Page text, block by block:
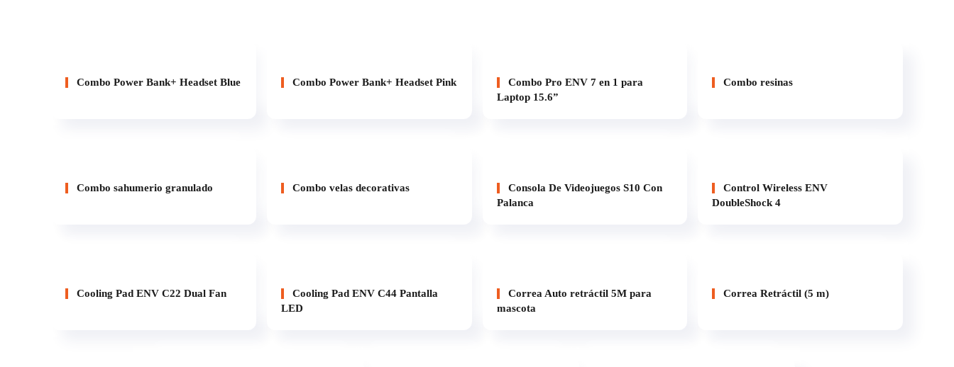
Combo Power Bank+ Headset Blue Combo Power Bank+ Headset Pink
Combo Pro ENV 7 en 1 para
Laptop 15.6”
Combo resinas
Combo sahumerio granulado Combo velas decorativas
Consola De Videojuegos S10 Con
Palanca
Control Wireless ENV
DoubleShock 4
Cooling Pad ENV C22 Dual Fan
Cooling Pad ENV C44 Pantalla
LED
Correa Auto retráctil 5M para
mascota
Correa Retráctil (5 m)